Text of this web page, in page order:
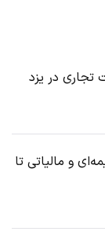
تجاری در یزد
و مالیاتی تا